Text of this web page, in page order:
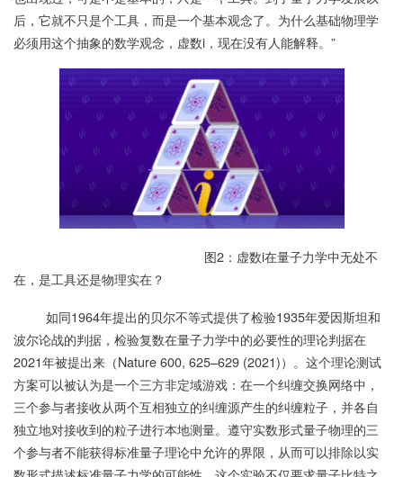
后，它就不只是个工具，而是一个基本观念了。为什么基础物理学
必须用这个抽象的数学观念，虚数i，现在没有人能解释。”
图2：虚数i在量子力学中无处不
在，是工具还是物理实在？
如同1964年提出的贝尔不等式提供了检验1935年爱因斯坦和
波尔论战的判据，检验复数在量子力学中的必要性的理论判据在
2021年被提出来（Nature 600, 625–629 (2021)）。这个理论测试
方案可以被认为是一个三方非定域游戏：在一个纠缠交换网络中，
三个参与者接收从两个互相独立的纠缠源产生的纠缠粒子，并各自
独立地对接收到的粒子进行本地测量。遵守实数形式量子物理的三
个参与者不能获得标准量子理论中允许的界限，从而可以排除以实